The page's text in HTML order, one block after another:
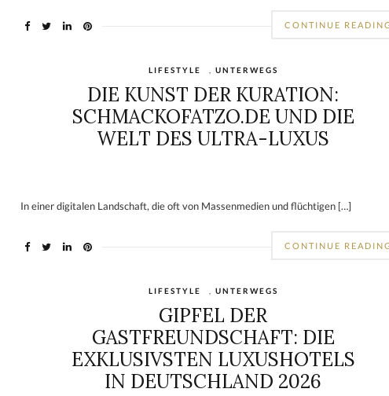
CONTINUE
LIFESTYLE UNTERWEGS
DIE KUNST DER KURATION:
SCHMACKOFATZO.DE UND DIE
WELT DES ULTRA-LUXUS
In einer digitalen Landschaft, die oft von Massenmedien und flüchtigen […]
CONTINUE
LIFESTYLE UNTERWEGS
GIPFEL DER
GASTFREUNDSCHAFT: DIE
EXKLUSIVSTEN LUXUSHOTELS
IN DEUTSCHLAND 2026